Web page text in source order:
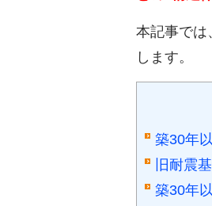
本記事では
します。
築30年
旧耐震
築30年